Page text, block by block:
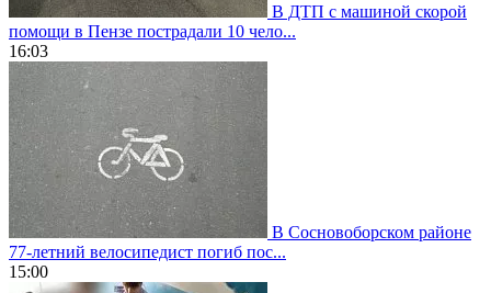
В ДТП с машиной скорой
помощи в Пензе пострадали 10 чело...
16:03
В Сосновоборском районе
77-летний велосипедист погиб пос...
15:00